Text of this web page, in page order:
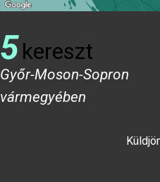
5kereszt
Győr-Moson-Sopron
vármegyében